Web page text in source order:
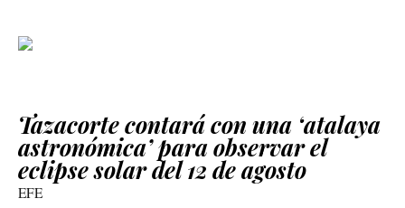
Tazacorte contará con una ‘atalaya
astronómica’ para observar el
eclipse solar del 12 de agosto
EFE